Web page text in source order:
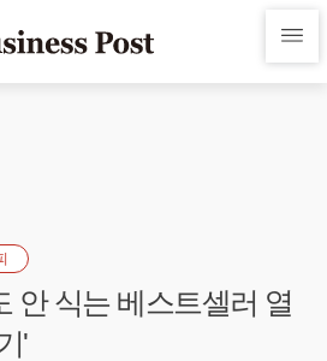
안 식는 베스트셀러 열
'